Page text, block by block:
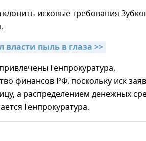
исковые требования
пыль в глаза >>
Генпрокуратура,
финансов РФ, поскольку иск
а распределением денежных
Генпрокуратура.